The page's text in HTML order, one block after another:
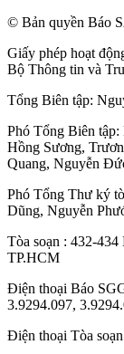
© Bản quyền Báo
Giấy phép hoạt
Bộ Thông tin và
Tổng Biên tập:
Phó Tổng Biên tập:
Hồng Sương,
Quang, Nguyễn
Phó Tổng Thư ký
Dũng, Nguyễn
Tòa soạn : 432-
TP.HCM
Điện thoại Báo
3.9294.097,
Điện thoại Tòa